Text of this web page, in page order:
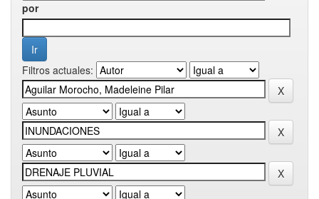
por
Filtros actuales: